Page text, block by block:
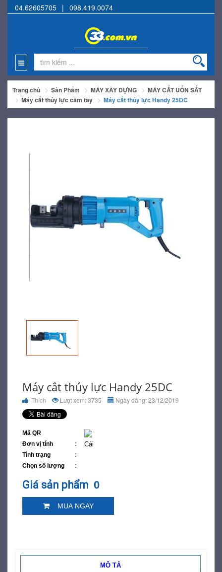
04.62605705 | 098.419.0074
Trang chủ Sản Phẩm MÁY XÂY DỰNG
MÁY CẮT UỐN SẮT
Máy cắt thủy lực cầm tay
Máy cắt thủy lực Handy 25DC
Máy cắt thủy lực Handy 25DC
Thích Lượt xem: 3735 Ngày đăng: 23/12/2019
Mã QR
Đơn vị tính
Cái
Tình trạng
Chọn số lượng
Giá sản phẩm 0
MUA NGAY
MÔ TẢ